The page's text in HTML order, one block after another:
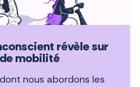
révèle sur
mobilité
nous abordons les